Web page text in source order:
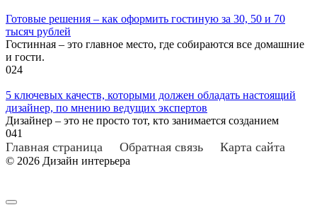
Готовые решения – как оформить гостиную за 30, 50 и 70
тысяч рублей
Гостинная – это главное место, где собираются все домашние
и гости.
024
5 ключевых качеств, которыми должен обладать настоящий
дизайнер, по мнению ведущих экспертов
Дизайнер – это не просто тот, кто занимается созданием
041
Главная страница Обратная связь Карта сайта
© 2026 Дизайн интерьера